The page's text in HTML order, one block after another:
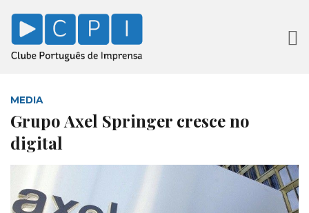
MEDIA
Grupo Axel Springer cresce no
digital